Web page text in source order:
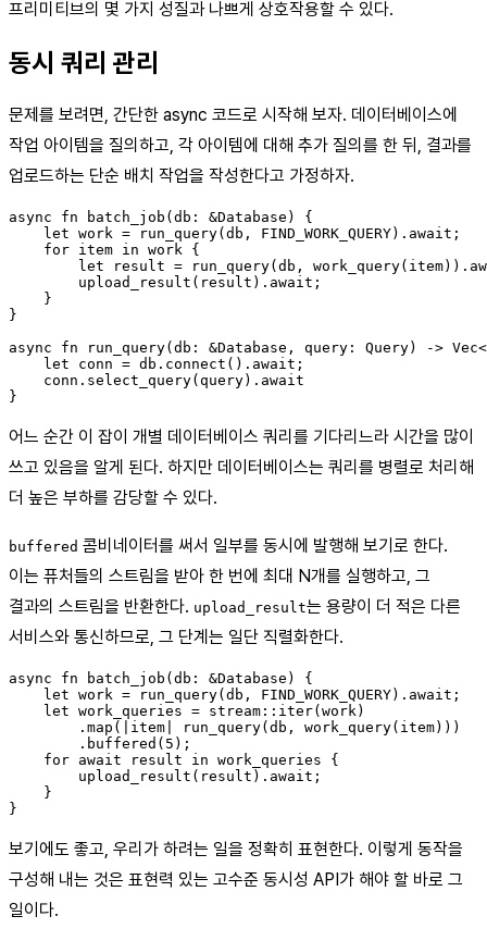
프리미티브의 몇 가지 성질과 나쁘게 상호작용할 수 있다.
동시 쿼리 관리
문제를 보려면, 간단한 async 코드로 시작해 보자. 데이터베이스에
작업 아이템을 질의하고, 각 아이템에 대해 추가 질의를 한 뒤, 결과를
업로드하는 단순 배치 작업을 작성한다고 가정하자.
async fn batch_job(db: &Database) {
    let work = run_query(db, FIND_WORK_QUERY).await;
    for item in work {
let result = run_query(db,
        upload_result(result).await;
    }
}
async fn run_query(db: &Database, query: Query) ->
    let conn = db.connect().await;
    conn.select_query(query).await
어느 순간 이 잡이 개별 데이터베이스 쿼리를 기다리느라 시간을 많이
쓰고 있음을 알게 된다. 하지만 데이터베이스는 쿼리를 병렬로 처리해
더 높은 부하를 감당할 수 있다.
buffered 콤비네이터를 써서 일부를 동시에 발행해 보기로 한다.
이는 퓨처들의 스트림을 받아 한 번에 최대 N개를 실행하고, 그
결과의 스트림을 반환한다. upload_result는 용량이 더 적은 다른
서비스와 통신하므로, 그 단계는 일단 직렬화한다.
async fn batch_job(db: &Database) {
    let work = run_query(db, FIND_WORK_QUERY).await;
    let work_queries = stream::iter(work)
        .map(|item| run_query(db, work_query(item)))
        .buffered(5);
    for await result in work_queries {
        upload_result(result).await;
    }
보기에도 좋고, 우리가 하려는 일을 정확히 표현한다. 이렇게 동작을
구성해 내는 것은 표현력 있는 고수준 동시성 API가 해야 할 바로 그
일이다.